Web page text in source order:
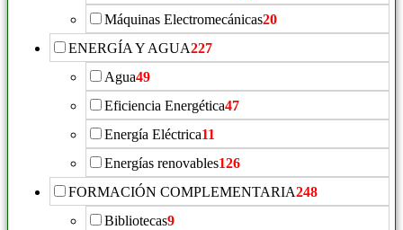
Máquinas Electromecánicas20
ENERGÍA Y AGUA227
Agua49
Eficiencia Energética47
Energía Eléctrica11
Energías renovables126
FORMACIÓN COMPLEMENTARIA248
Bibliotecas9